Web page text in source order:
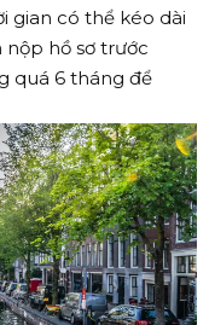
gian có thể kéo dài
nộp hồ sơ trước
quá 6 tháng để